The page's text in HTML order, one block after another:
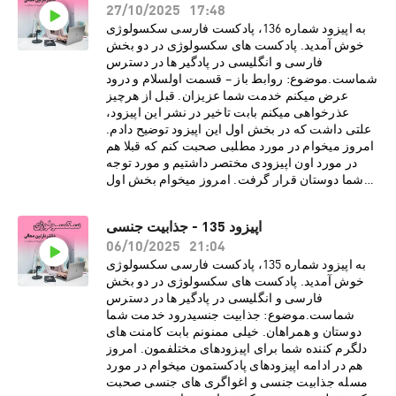
جنسی· مرور زمان میتواند باور ها و اعتقادات
مارا نسبت به کینکی بودن نوع رابطه ای تغییر
دهد· ریشه های کینک های جنسی در
افراد· تفاوت میان فتیش و کینک در
چیست· لزوم داشتن رضایت مشتاقانه از پارتنر
برای انجام کینک و رفتار های جنسیدرباره دکتر نازنین
معالیدکتر نازنین معالی، روانشناس بالینی و
پژوهشگر روابط جنسی، دارای بورد فوق تخصصی در
بیمارستان کایزر هستند. هم اکنون مطب ایشان در
شهر لس آنجلس به صورت ویدیو تراپی، پذیرای
درمان مدد جویان می باشد. دکتر معالی با مطالعات و
تجربیات و دانسته های خود از طریق رسانه های
اجتماعی برای عموم مخاطبین فارسی زبان
هستند.اسپانسر
پادکست:https://www.promescent.com/?
utm_campaign=sex15_promo&utm_medium=p
odcast Go HERE to save 15% off your first
order. سایت انگلیسی پادکست
سکسولوژی:http://www.sexologypodcast.comچ
ک لیست رایگانِ 75 روش برای گرم کردن رابطه
زناشویی:https://zaya.io/z0dvyچک لیست رایگانِ
27/10/2025
17:48
به اپیزود شماره 136، پادکست فارسی سکسولوژی
خوش آمدید. پادکست های سکسولوژی در دو بخش
فارسی و انگلیسی در پادگیر ها در دسترس
شماست.موضوع: روابط باز – قسمت اولسلام و درود
عرض میکنم خدمت شما عزیزان. قبل از هرچیز
عذرخواهی میکنم بابت تاخیر در نشر این اپیزود،
علتی داشت که در بخش اول این اپیزود توضیح دادم.
امروز میخوام در مورد مطلبی صحبت کنم که قبلا هم
در مورد اون اپیزودی مختصر داشتیم و مورد توجه
شما دوستان قرار گرفت. امروز میخوام بخش اول
شود به موارد زیر اشاره کرد:· انواع روابط باز چه
تعریف و چه محدودیتی دارد· این گونه روابط
برای چه افرادی خوب و برای چه افرادی نا مناسب
است· تفاوت روابط باز نوین با چند همسری در
سنت اسلام چیست؟· بررسی احساسات مثبت و
منفی زوجین در روابط باز· بررسی تجربیات
افرادی که در این گونه روابط بوده انددرباره دکتر
نازنین معالیدکتر نازنین معالی، روانشناس بالینی و
پژوهشگر روابط جنسی، دارای بورد فوق تخصصی در
بیمارستان کایزر هستند. هم اکنون مطب ایشان در
اپیزود 135 - جذابیت جنسی
06/10/2025
21:04
به اپیزود شماره 135، پادکست فارسی سکسولوژی
خوش آمدید. پادکست های سکسولوژی در دو بخش
فارسی و انگلیسی در پادگیر ها در دسترس
شماست.موضوع: جذابیت جنسیدرود خدمت شما
دوستان و همراهان. خیلی ممنونم بابت کامنت های
دلگرم کننده شما برای اپیزودهای مختلفمون. امروز
هم در ادامه اپیزودهای پادکستمون میخوام در مورد
مسله جذابیت جنسی و اغواگری های جنسی صحبت